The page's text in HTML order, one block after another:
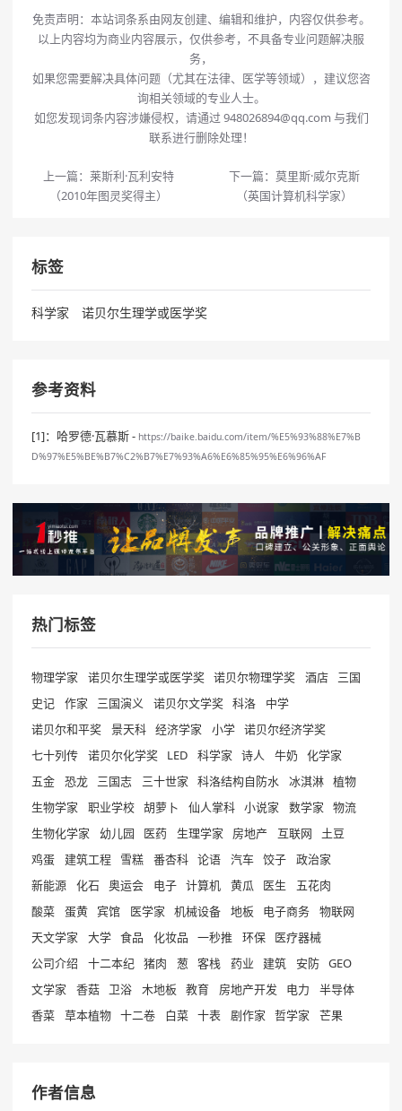
免责声明：本站词条系由网友创建、编辑和维护，内容仅供参考。
以上内容均为商业内容展示，仅供参考，不具备专业问题解决服
务，
如果您需要解决具体问题（尤其在法律、医学等领域），建议您咨
询相关领域的专业人士。
如您发现词条内容涉嫌侵权，请通过 948026894@qq.com 与我们
联系进行删除处理！
上一篇：莱斯利·瓦利安特
（2010年图灵奖得主）
下一篇： 莫里斯·威尔克斯
（英国计算机科学家）
标签
科学家 诺贝尔生理学或医学奖
参考资料
[1]：哈罗德·瓦慕斯 - https://baike.baidu.com/item/%E5%93%88%E7%B
D%97%E5%BE%B7%C2%B7%E7%93%A6%E6%85%95%E6%96%AF
热门标签
物理学家 诺贝尔生理学或医学奖 诺贝尔物理学奖 酒店
三国
史记
作家 三国演义 诺贝尔文学奖 科洛
中学
诺贝尔和平奖
景天科 经济学家 小学 诺贝尔经济学奖
七十列传
诺贝尔化学奖 LED 科学家 诗人 牛奶
化学家
五金
恐龙 三国志 三十世家 科洛结构自防水 冰淇淋 植物
生物学家
职业学校 胡萝卜 仙人掌科 小说家 数学家
物流
生物化学家
幼儿园 医药 生理学家 房地产 互联网
土豆
鸡蛋
建筑工程 雪糕 番杏科 论语 汽车 饺子
政治家
新能源
化石 奥运会 电子 计算机 黄瓜 医生
五花肉
酸菜
蛋黄 宾馆 医学家 机械设备 地板 电子商务
物联网
天文学家
大学 食品 化妆品 一秒推 环保
医疗器械
公司介绍
十二本纪 猪肉 葱 客栈 药业 建筑 安防 GEO
文学家
香菇 卫浴 木地板 教育 房地产开发 电力
半导体
香菜
草本植物 十二卷 白菜 十表 剧作家 哲学家 芒果
作者信息